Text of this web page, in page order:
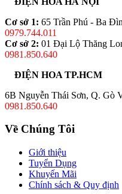
Cơ sở 1: 65 Trần Phú - Ba
0979.744.011
Cơ sở 2: 01 Đại Lộ Thăng
0981.850.640
ĐIỆN HOA TP.HCM
6B Nguyễn Thái Sơn, Q. Gò
0981.850.640
Về Chúng Tôi
Giới thiệu
Tuyển Dụng
Khuyến Mãi
Chính sách & Quy định